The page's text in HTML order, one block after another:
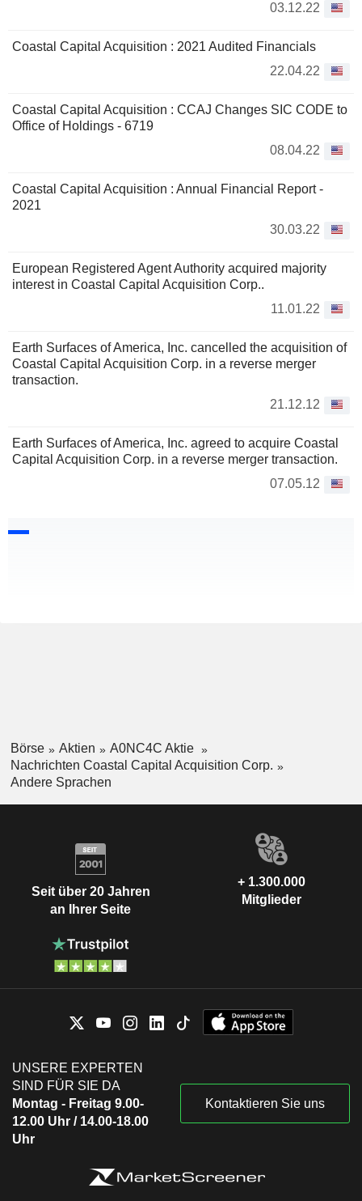
03.12.22
Coastal Capital Acquisition : 2021 Audited Financials
22.04.22
Coastal Capital Acquisition : CCAJ Changes SIC CODE to
Office of Holdings - 6719
08.04.22
Coastal Capital Acquisition : Annual Financial Report -
2021
30.03.22
European Registered Agent Authority acquired majority
interest in Coastal Capital Acquisition Corp..
11.01.22
Earth Surfaces of America, Inc. cancelled the acquisition of
Coastal Capital Acquisition Corp. in a reverse merger
transaction.
21.12.12
Earth Surfaces of America, Inc. agreed to acquire Coastal
Capital Acquisition Corp. in a reverse merger transaction.
07.05.12
Börse Aktien
A0NC4C Aktie
Nachrichten Coastal Capital Acquisition Corp.
Andere Sprachen
Seit über 20 Jahren
an Ihrer Seite
+ 1.300.000
Mitglieder
UNSERE EXPERTEN
SIND FÜR SIE DA
Montag - Freitag 9.00-
12.00 Uhr / 14.00-18.00
Uhr
Kontaktieren Sie uns